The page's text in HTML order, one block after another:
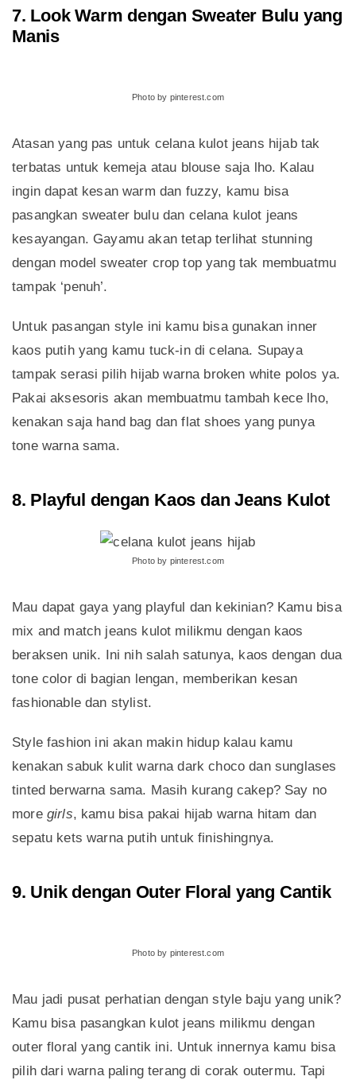
7. Look Warm dengan Sweater Bulu yang
Manis
Photo by pinterest.com
Atasan yang pas untuk celana kulot jeans hijab tak
terbatas untuk kemeja atau blouse saja lho. Kalau
ingin dapat kesan warm dan fuzzy, kamu bisa
pasangkan sweater bulu dan celana kulot jeans
kesayangan. Gayamu akan tetap terlihat stunning
dengan model sweater crop top yang tak membuatmu
tampak ‘penuh’.
Untuk pasangan style ini kamu bisa gunakan inner
kaos putih yang kamu tuck-in di celana. Supaya
tampak serasi pilih hijab warna broken white polos ya.
Pakai aksesoris akan membuatmu tambah kece lho,
kenakan saja hand bag dan flat shoes yang punya
tone warna sama.
8. Playful dengan Kaos dan Jeans Kulot
Photo by pinterest.com
Mau dapat gaya yang playful dan kekinian? Kamu bisa
mix and match jeans kulot milikmu dengan kaos
beraksen unik. Ini nih salah satunya, kaos dengan dua
tone color di bagian lengan, memberikan kesan
fashionable dan stylist.
Style fashion ini akan makin hidup kalau kamu
kenakan sabuk kulit warna dark choco dan sunglases
tinted berwarna sama. Masih kurang cakep? Say no
more girls, kamu bisa pakai hijab warna hitam dan
sepatu kets warna putih untuk finishingnya.
9. Unik dengan Outer Floral yang Cantik
Photo by pinterest.com
Mau jadi pusat perhatian dengan style baju yang unik?
Kamu bisa pasangkan kulot jeans milikmu dengan
outer floral yang cantik ini. Untuk innernya kamu bisa
pilih dari warna paling terang di corak outermu. Tapi